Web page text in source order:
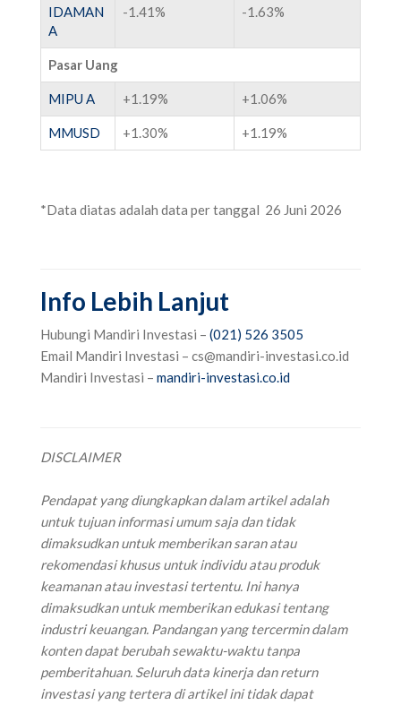
IDAMAN
A
-1.41% -1.63%
Pasar Uang
MIPU A +1.19% +1.06%
MMUSD +1.30% +1.19%
*Data diatas adalah data per tanggal 26 Juni 2026
Info Lebih Lanjut
Hubungi Mandiri Investasi – (021) 526 3505
‌Email Mandiri Investasi – cs@mandiri-investasi.co.id
‌Mandiri Investasi – mandiri-investasi.co.id
DISCLAIMER
‌Pendapat yang diungkapkan dalam artikel adalah
untuk tujuan informasi umum saja dan tidak
dimaksudkan untuk memberikan saran atau
rekomendasi khusus untuk individu atau produk
keamanan atau investasi tertentu. Ini hanya
dimaksudkan untuk memberikan edukasi tentang
industri keuangan. Pandangan yang tercermin dalam
konten dapat berubah sewaktu-waktu tanpa
pemberitahuan. Seluruh data kinerja dan return
investasi yang tertera di artikel ini tidak dapat